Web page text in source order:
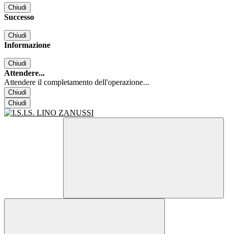
Chiudi
Successo
Chiudi
Informazione
Chiudi
Attendere...
Attendere il completamento dell'operazione...
Chiudi
Chiudi